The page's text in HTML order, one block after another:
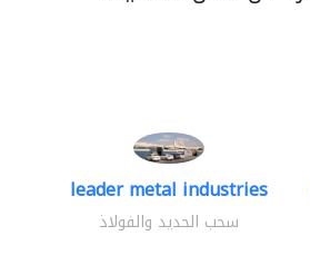
leader metal industries
سحب الحديد والفولاذ